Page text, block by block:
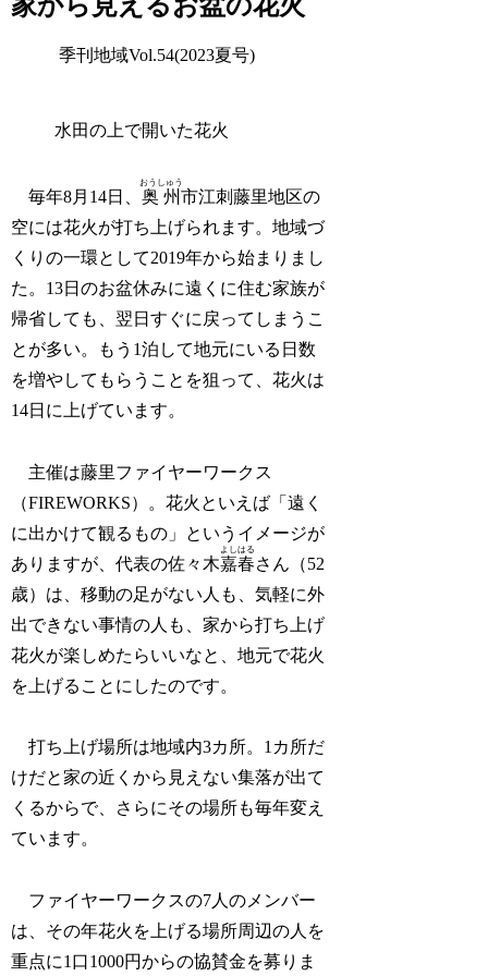
季刊地域Vol.54(2023夏号)
水田の上で開いた花火
毎年8月14日、奥州
おうしゅう
市江刺藤里地区の
空には花火が打ち上げられます。地域づ
くりの一環として2019年から始まりまし
た。13日のお盆休みに遠くに住む家族が
帰省しても、翌日すぐに戻ってしまうこ
とが多い。もう1泊して地元にいる日数
を増やしてもらうことを狙って、花火は
14日に上げています。
主催は藤里ファイヤーワークス
（FIREWORKS）。花火といえば「遠く
に出かけて観るもの」というイメージが
ありますが、代表の佐々木嘉春
よしはる
さん（52
歳）は、移動の足がない人も、気軽に外
出できない事情の人も、家から打ち上げ
花火が楽しめたらいいなと、地元で花火
を上げることにしたのです。
打ち上げ場所は地域内3カ所。1カ所だ
けだと家の近くから見えない集落が出て
くるからで、さらにその場所も毎年変え
ています。
ファイヤーワークスの7人のメンバー
は、その年花火を上げる場所周辺の人を
重点に1口1000円からの協賛金を募りま